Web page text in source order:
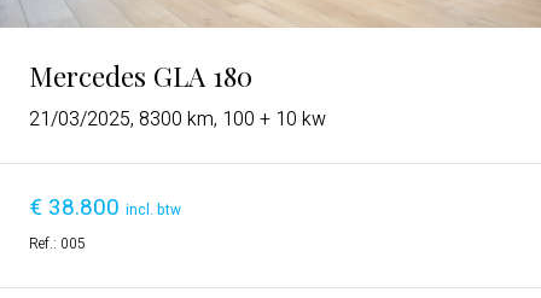
Mercedes GLA 180
21/03/2025, 8300 km, 100 + 10 kw
€ 38.800 incl. btw
Ref.: 005